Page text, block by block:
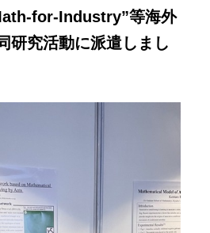
for-Industry”等海外
研究活動に派遣しまし